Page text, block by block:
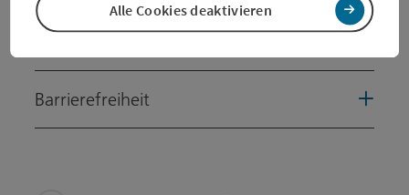
Barrierefreiheit
Alle Cookies deaktivieren